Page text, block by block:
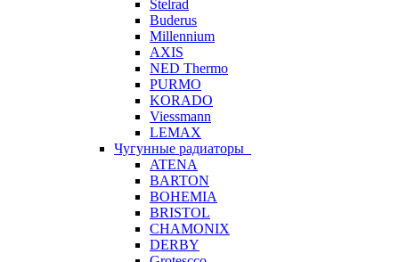
Stelrad
Buderus
Millennium
AXIS
NED Thermo
PURMO
KORADO
Viessmann
LEMAX
Чугунные радиаторы
ATENA
BARTON
BOHEMIA
BRISTOL
CHAMONIX
DERBY